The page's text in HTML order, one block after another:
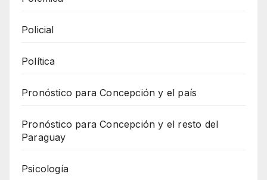
Policial
Política
Pronóstico para Concepción y el país
Pronóstico para Concepción y el resto del
Paraguay
Psicología